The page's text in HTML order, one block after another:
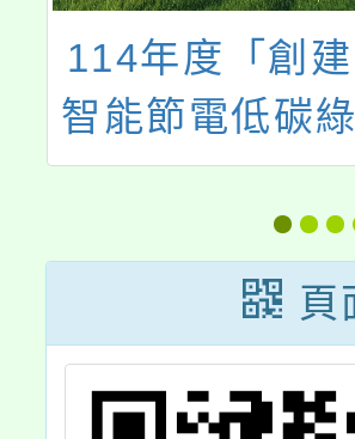
114年度「創建
智能節電低碳綠
校園-能源教育
頁